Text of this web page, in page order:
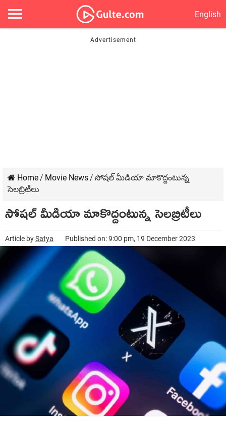
English
Home/ Movie News/ సోషల్ మీడియా మాకొద్దంటున్న
సెలబ్రిటీలు
సోషల్ మీడియా మాకొద్దంటున్న సెలబ్రిటీలు
Article bySatya Published on: 9:00 pm, 19 December 2023